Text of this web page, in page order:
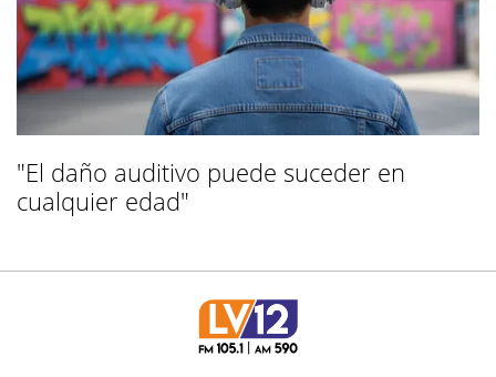
"El daño auditivo puede suceder en
cualquier edad"